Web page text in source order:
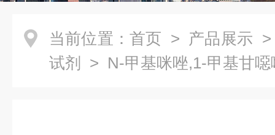
当前位置： 首页 > 产品展示
试剂
> N-甲基咪唑,1-甲基甘噁